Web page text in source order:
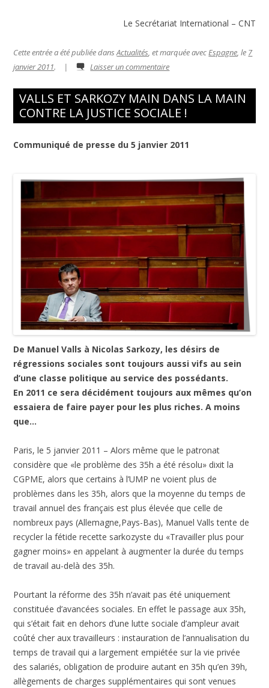
Le Secrétariat International – CNT
Cette entrée a été publiée dansActualités , et marquée avec Espagne , le 7
janvier 2011. | Laisser un commentaire
VALLS ET SARKOZY MAIN DANS LA MAIN
CONTRE LA JUSTICE SOCIALE !
Communiqué de presse du 5 janvier 2011
De Manuel Valls à Nicolas Sarkozy, les désirs de
régressions sociales sont toujours aussi vifs au sein
d’une classe politique au service des possédants.
En 2011 ce sera décidément toujours aux mêmes qu’on
essaiera de faire payer pour les plus riches. A moins
que…
Paris, le 5 janvier 2011 – Alors même que le patronat
considère que «le problème des 35h a été résolu» dixit la
CGPME, alors que certains à l’UMP ne voient plus de
problèmes dans les 35h, alors que la moyenne du temps de
travail annuel des français est plus élevée que celle de
nombreux pays (Allemagne,Pays-Bas), Manuel Valls tente de
recycler la fétide recette sarkozyste du «Travailler plus pour
gagner moins» en appelant à augmenter la durée du temps
de travail au-delà des 35h.
Pourtant la réforme des 35h n’avait pas été uniquement
constituée d’avancées sociales. En effet le passage aux 35h,
qui s’était fait en dehors d’une lutte sociale d’ampleur avait
coûté cher aux travailleurs : instauration de l’annualisation du
temps de travail qui a largement empiétée sur la vie privée
des salariés, obligation de produire autant en 35h qu’en 39h,
allègements de charges supplémentaires qui sont venues